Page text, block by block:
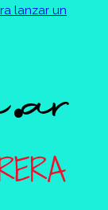
lanzar un